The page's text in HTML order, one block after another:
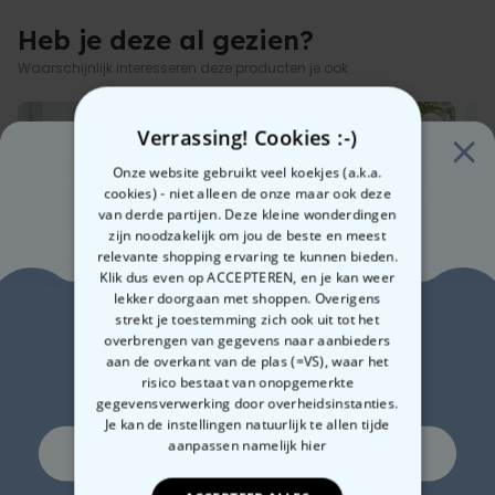
Heb je deze al gezien?
Waarschijnlijk interesseren deze producten je ook
Personaliseerbare badjas Badjas met Bladeren,
Foto en Tekst
€ 39,99
Verrassing! Cookies :-)
Onze website gebruikt veel koekjes (a.k.a.
cookies) - niet alleen de onze maar ook deze
van derde partijen. Deze kleine wonderdingen
zijn noodzakelijk om jou de beste en meest
relevante shopping ervaring te kunnen bieden.
Klik dus even op ACCEPTEREN, en je kan weer
lekker doorgaan met shoppen. Overigens
strekt je toestemming zich ook uit tot het
overbrengen van gegevens naar aanbieders
aan de overkant van de plas (=VS), waar het
risico bestaat van onopgemerkte
gegevensverwerking door overheidsinstanties.
Je kan de instellingen natuurlijk te allen tijde
aanpassen namelijk hier
Zin in
10% korting?
Ja, graag!